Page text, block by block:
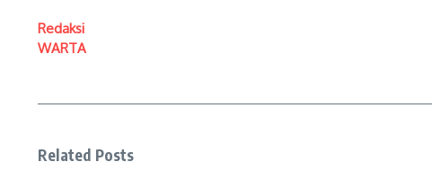
Redaksi
WARTA
Related Posts